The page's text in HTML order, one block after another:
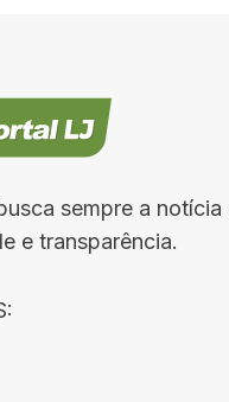
sempre a notícia
e transparência.